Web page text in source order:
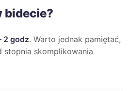
bidecie?
2 godz. Warto jednak pamiętać,
stopnia skomplikowania